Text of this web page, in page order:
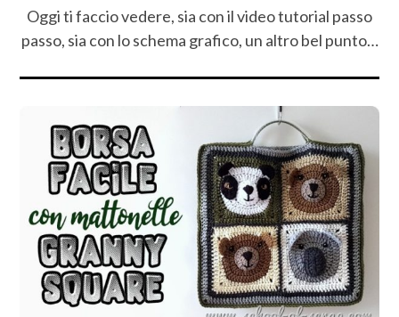
Oggi ti faccio vedere, sia con il video tutorial passo
passo, sia con lo schema grafico, un altro bel punto…